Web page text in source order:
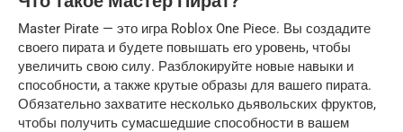
Master Pirate — это игра Roblox One Piece. Вы создадите
своего пирата и будете повышать его уровень, чтобы
увеличить свою силу. Разблокируйте новые навыки и
способности, а также крутые образы для вашего пирата.
Обязательно захватите несколько дьявольских фруктов,
чтобы получить сумасшедшие способности в вашем